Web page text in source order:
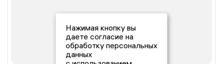
Нажимая кнопку вы
даете согласие на
обработку персональных
данных